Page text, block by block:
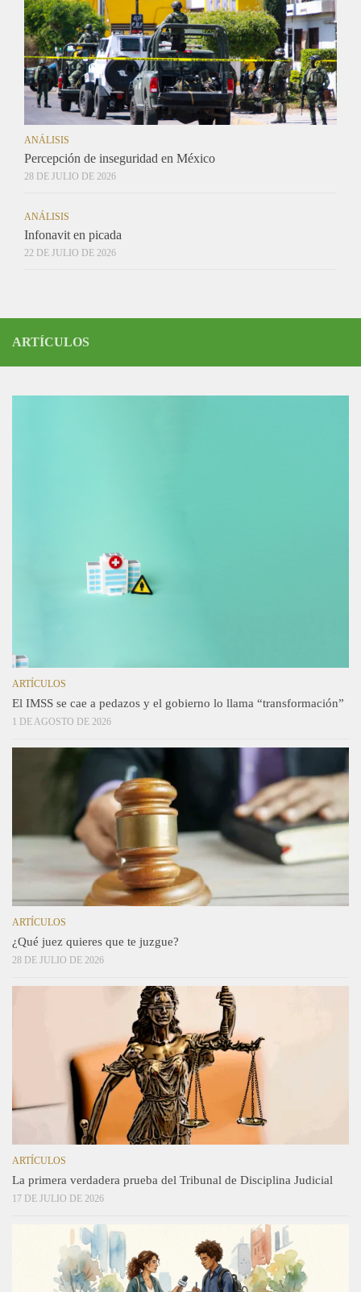
ANÁLISIS
Percepción de inseguridad en México
28 DE JULIO DE 2026
ANÁLISIS
Infonavit en picada
22 DE JULIO DE 2026
ARTÍCULOS
ARTÍCULOS
El IMSS se cae a pedazos y el gobierno lo llama “transformación”
1 DE AGOSTO DE 2026
ARTÍCULOS
¿Qué juez quieres que te juzgue?
28 DE JULIO DE 2026
ARTÍCULOS
La primera verdadera prueba del Tribunal de Disciplina Judicial
17 DE JULIO DE 2026